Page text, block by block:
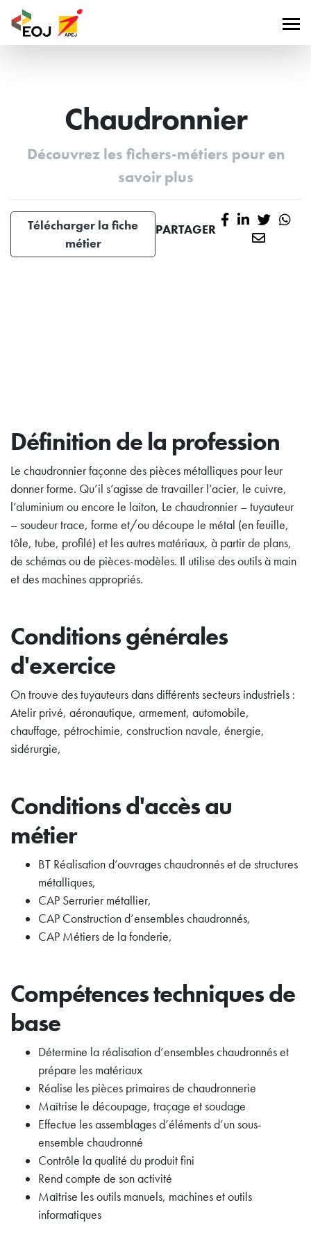
Chaudronnier
Découvrez les fichers-métiers pour en
savoir plus
Télécharger la fiche
métier
PARTAGER
Définition de la profession
Le chaudronnier façonne des pièces métalliques pour leur
donner forme. Qu’il s’agisse de travailler l’acier, le cuivre,
l’aluminium ou encore le laiton, Le chaudronnier – tuyauteur
– soudeur trace, forme et/ou découpe le métal (en feuille,
tôle, tube, profilé) et les autres matériaux, à partir de plans,
de schémas ou de pièces-modèles. Il utilise des outils à main
et des machines appropriés.
Conditions générales
d'exercice
On trouve des tuyauteurs dans différents secteurs industriels :
Atelir privé, aéronautique, armement, automobile,
chauffage, pétrochimie, construction navale, énergie,
sidérurgie,
Conditions d'accès au
métier
BT Réalisation d’ouvrages chaudronnés et de structures
métalliques,
CAP Serrurier métallier,
CAP Construction d’ensembles chaudronnés,
CAP Métiers de la fonderie,
Compétences techniques de
base
Détermine la réalisation d’ensembles chaudronnés et
prépare les matériaux
Réalise les pièces primaires de chaudronnerie
Maîtrise le découpage, traçage et soudage
Effectue les assemblages d’éléments d’un sous-
ensemble chaudronné
Contrôle la qualité du produit fini
Rend compte de son activité
Maîtrise les outils manuels, machines et outils
informatiques